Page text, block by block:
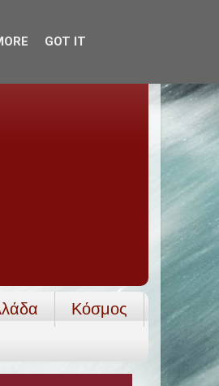
Κόσμος
GOT IT